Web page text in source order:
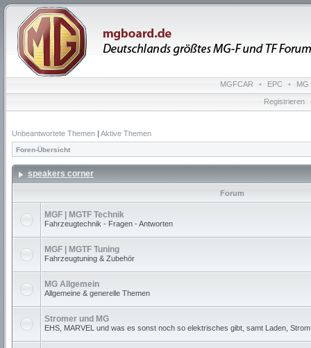
MGFCAR • EPC • MG
Registrieren
Unbeantwortete Themen | Aktive Themen
Foren-Übersicht
speakers corner
Forum
MGF | MGTF Technik
Fahrzeugtechnik - Fragen - Antworten
MGF | MGTF Tuning
Fahrzeugtuning & Zubehör
MG Allgemein
Allgemeine & generelle Themen
Stromer und MG
EHS, MARVEL und was es sonst noch so elektrisches gibt, samt Laden,